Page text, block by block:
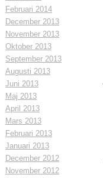
Februari 2014
December 2013
November 2013
Oktober 2013
September 2013
Augusti 2013
Juni 2013
Maj 2013
April 2013
Mars 2013
Februari 2013
Januari 2013
December 2012
November 2012